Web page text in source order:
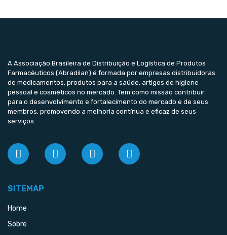
A Associação Brasileira de Distribuição e Logística de Produtos
Farmacêuticos (Abradilan) é formada por empresas distribuidoras
de medicamentos, produtos para a saúde, artigos de higiene
pessoal e cosméticos no mercado. Tem como missão contribuir
para o desenvolvimento e fortalecimento do mercado e de seus
membros, promovendo a melhoria contínua e eficaz de seus
serviços.
SITEMAP
Home
Sobre